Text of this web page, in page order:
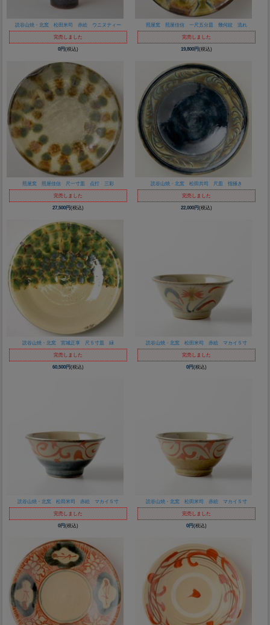
読谷山焼・北窯 松田米司 赤絵 ウニヌティー
完売しました
0円(税込)
照屋窯 照屋佳信 一尺五分皿 幾何紋 流れ
完売しました
19,800円(税込)
照屋窯 照屋佳信 尺一寸皿 点打 三彩
完売しました
27,500円(税込)
読谷山焼・北窯 松田共司 尺皿 指掻き
完売しました
22,000円(税込)
読谷山焼・北窯 宮城正享 尺５寸皿 緑
完売しました
60,500円(税込)
読谷山焼・北窯 松田米司 赤絵 マカイ５寸
完売しました
0円(税込)
読谷山焼・北窯 松田米司 赤絵 マカイ５寸
完売しました
0円(税込)
読谷山焼・北窯 松田米司 赤絵 マカイ５寸
完売しました
0円(税込)